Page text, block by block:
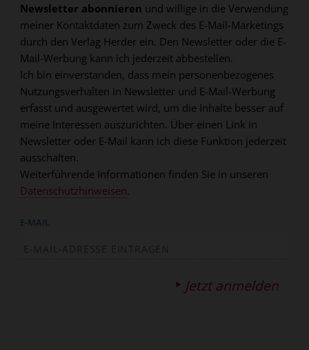
Newsletter abonnieren und willige in die Verwendung
meiner Kontaktdaten zum Zweck des E-Mail-Marketings
durch den Verlag Herder ein. Den Newsletter oder die E-
Mail-Werbung kann ich jederzeit abbestellen.
Ich bin einverstanden, dass mein personenbezogenes
Nutzungsverhalten in Newsletter und E-Mail-Werbung
erfasst und ausgewertet wird, um die Inhalte besser auf
meine Interessen auszurichten. Über einen Link in
Newsletter oder E-Mail kann ich diese Funktion jederzeit
ausschalten.
Weiterführende Informationen finden Sie in unseren
Datenschutzhinweisen.
E-MAIL
Jetzt anmelden